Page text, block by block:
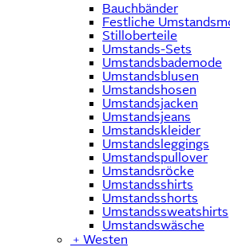
Bauchbänder
Festliche
Stilloberteile
Umstands-Sets
Umstandsbademode
Umstandsblusen
Umstandshosen
Umstandsjacken
Umstandsjeans
Umstandskleider
Umstandsleggings
Umstandspullover
Umstandsröcke
Umstandsshirts
Umstandsshorts
Umstandssweatshirts
Umstandswäsche
﹢ Westen